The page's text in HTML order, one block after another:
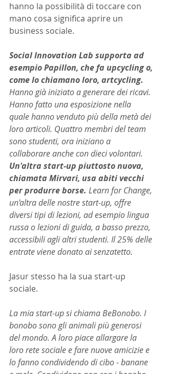
hanno la possibilità di toccare con
mano cosa significa aprire un
business sociale.
Social Innovation Lab supporta ad
esempio Papillon, che fa upcycling o,
come lo chiamano loro, artcycling.
Hanno già iniziato a generare dei ricavi.
Hanno fatto una esposizione nella
quale hanno venduto più della metà dei
loro articoli. Quattro membri del team
sono studenti, ora iniziano a
collaborare anche con dieci volontari.
Un'altra start-up piuttosto nuova,
chiamata Mirvari, usa abiti vecchi
per produrre borse. Learn for Change,
un’altra delle nostre start-up, offre
diversi tipi di lezioni, ad esempio lingua
russa o lezioni di guida, a basso prezzo,
accessibili agli altri studenti. Il 25% delle
entrate viene donato ai senzatetto.
Jasur stesso ha la sua start-up
sociale.
La mia start-up si chiama BeBonobo. I
bonobo sono gli animali più generosi
del mondo. A loro piace allargare la
loro rete sociale e fare nuove amicizie e
lo fanno condividendo di cibo - banane